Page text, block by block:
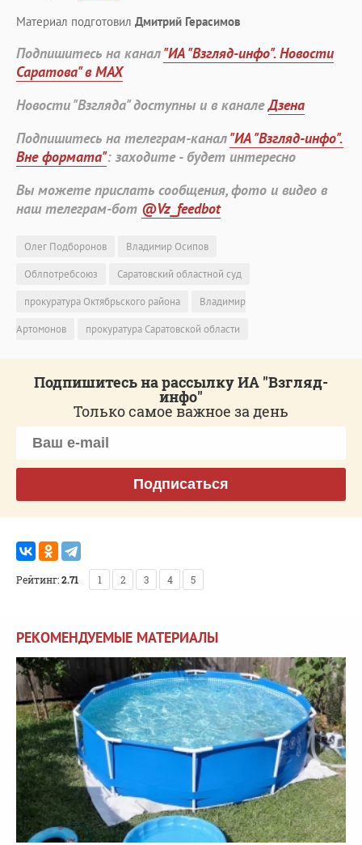
Материал подготовил Дмитрий Герасимов
Подпишитесь на канал"ИА "Взгляд-инфо". Новости
Саратова" в MAX
Новости "Взгляда" доступны и в каналеДзена
Подпишитесь на телеграм-канал"ИА "Взгляд-инфо".
Вне формата": заходите - будет интересно
Вы можете прислать сообщения, фото и видео в
наш телеграм-бот @Vz_feedbot
Олег Подборонов
Владимир Осипов
Облпотребсоюз
Саратовский областной суд
прокуратура Октябрьского района
Владимир
Артомонов
прокуратура Саратовской области
Подпишитесь на рассылку ИА "Взгляд-
инфо"
Только самое важное за день
Подписаться
Рейтинг:2.71 1 2 3 4 5
РЕКОМЕНДУЕМЫЕ МАТЕРИАЛЫ